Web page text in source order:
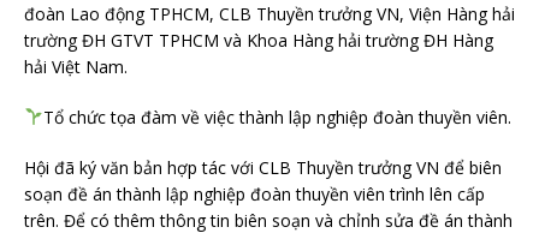
đoàn Lao động TPHCM, CLB Thuyền trưởng VN, Viện Hàng hải
trường ĐH GTVT TPHCM và Khoa Hàng hải trường ĐH Hàng
hải Việt Nam.
Tổ chức tọa đàm về việc thành lập nghiệp đoàn thuyền viên.
Hội đã ký văn bản hợp tác với CLB Thuyền trưởng VN để biên
soạn đề án thành lập nghiệp đoàn thuyền viên trình lên cấp
trên. Để có thêm thông tin biên soạn và chỉnh sửa đề án thành